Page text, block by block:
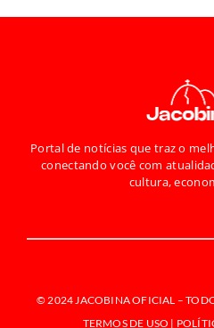
Portal de notícias que traz o
conectando você com
cultura,
© 2024 JACOBINA OFICIAL –
TERMOS DE USO |